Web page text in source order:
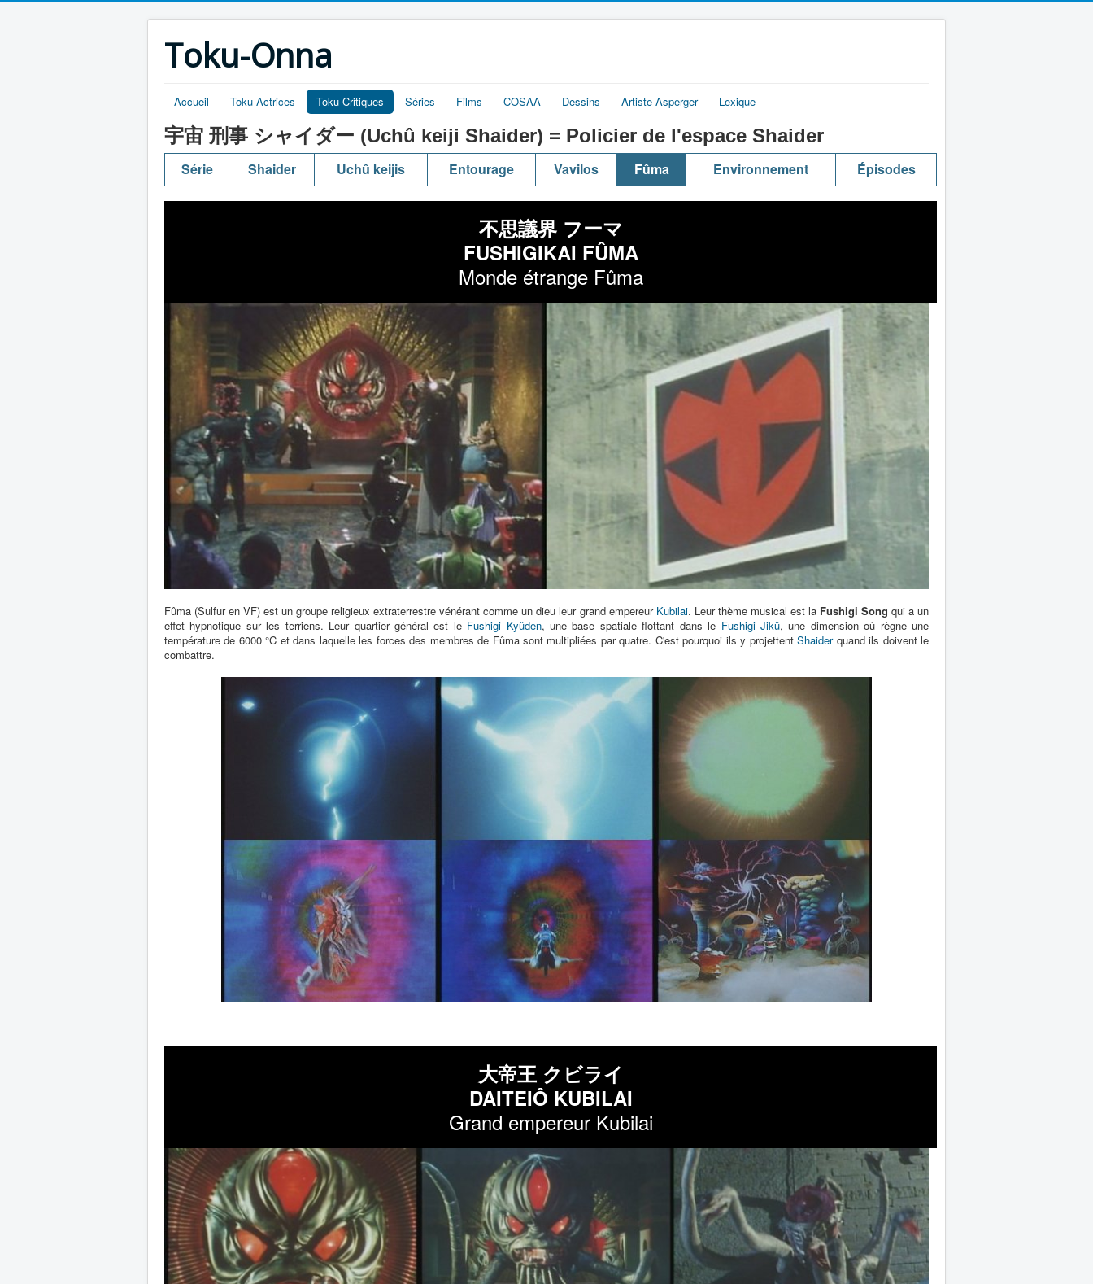
Toku-Onna
Accueil Toku-Actrices Toku-Critiques Séries Films COSAA Dessins Artiste Asperger Lexique
宇宙 刑事 シャイダー (Uchû keiji Shaider) = Policier de l'espace Shaider
Série Shaider Uchû keijis Entourage Vavilos Fûma Environnement Épisodes
不思議界 フーマ
FUSHIGIKAI FÛMA
Monde étrange Fûma
Fûma (Sulfur en VF) est un groupe religieux extraterrestre vénérant comme un dieu leur grand empereur Kubilai. Leur thème musical est la Fushigi Song qui a un
effet hypnotique sur les terriens. Leur quartier général est le Fushigi Kyûden, une base spatiale flottant dans le Fushigi Jikû, une dimension où règne une
température de 6000 °C et dans laquelle les forces des membres de Fûma sont multipliées par quatre. C'est pourquoi ils y projettentShaiderquand ils doivent le
combattre.
大帝王 クビライ
DAITEIÔ KUBILAI
Grand empereur Kubilai